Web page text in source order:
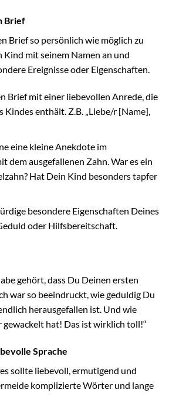
Brief
Brief so persönlich wie möglich zu
Kind mit seinem Namen an und
Ereignisse oder Eigenschaften.
Brief mit einer liebevollen Anrede, die
Kindes enthält. Z.B. „Liebe/r [Name],
eine kleine Anekdote im
dem ausgefallenen Zahn. War es ein
Hat Dein Kind besonders tapfer
besondere Eigenschaften Deines
oder Hilfsbereitschaft.
gehört, dass Du Deinen ersten
war so beeindruckt, wie geduldig Du
herausgefallen ist. Und wie
gewackelt hat! Das ist wirklich toll!“
Sprache
sollte liebevoll, ermutigend und
komplizierte Wörter und lange